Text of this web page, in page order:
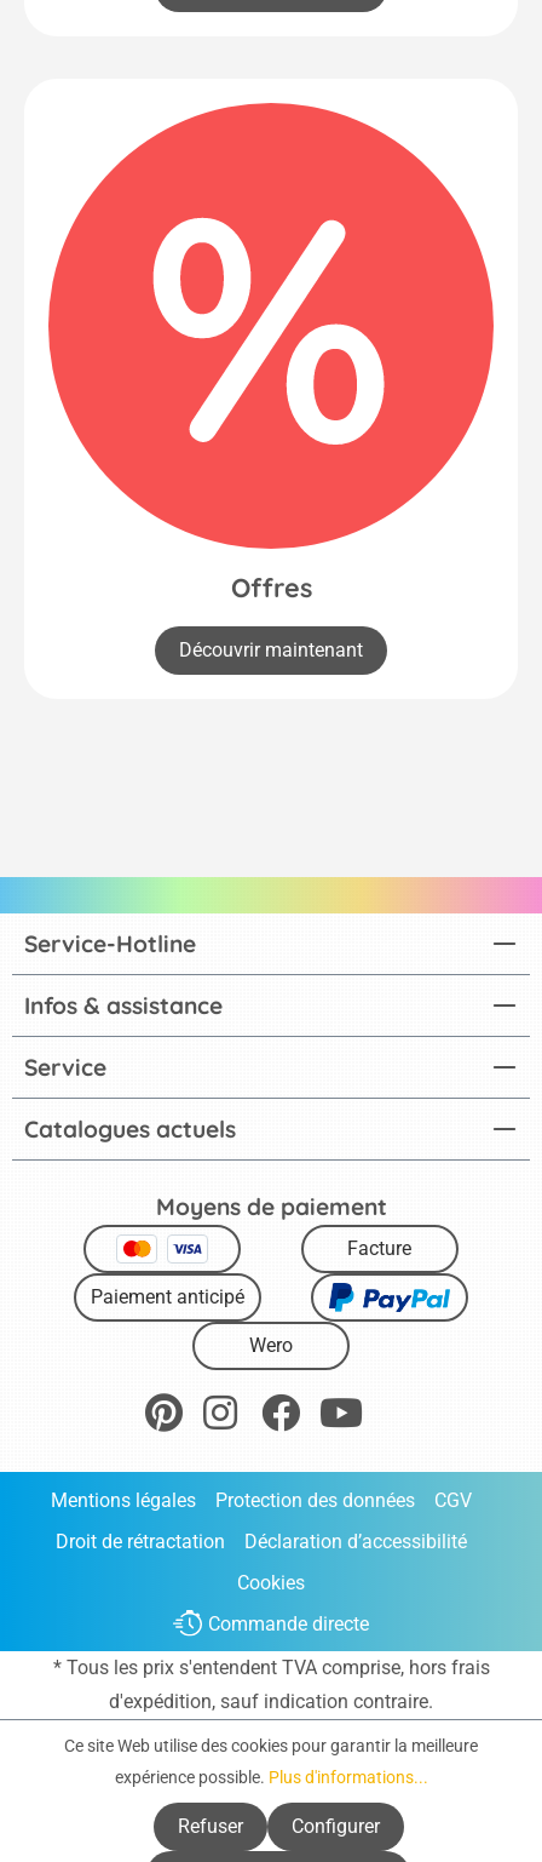
Offres
Découvrir maintenant
Catalogues actuels
Service-Hotline
Infos & assistance
Service
Moyens de paiement
Facture
Paiement anticipé
Wero
Mentions légales Protection des données
CGV
Droit de rétractation
Déclaration d’accessibilité
Cookies
Commande directe
* Tous les prix s'entendent TVA comprise, hors frais
d'expédition, sauf indication contraire.
Ce site Web utilise des cookies pour garantir la meilleure
expérience possible. Plus d'informations...
Refuser Configurer